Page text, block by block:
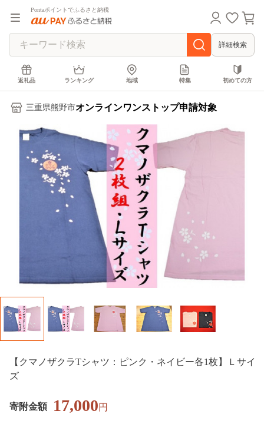
Pontaポイントでふるさと納税
詳細検索
返礼品 ランキング 地域 特集 初めての方
三重県熊野市オンラインワンストップ申請対象
【クマノザクラTシャツ：ピンク・ネイビー各1枚】Ｌサイ
ズ
寄附金額 17,000円